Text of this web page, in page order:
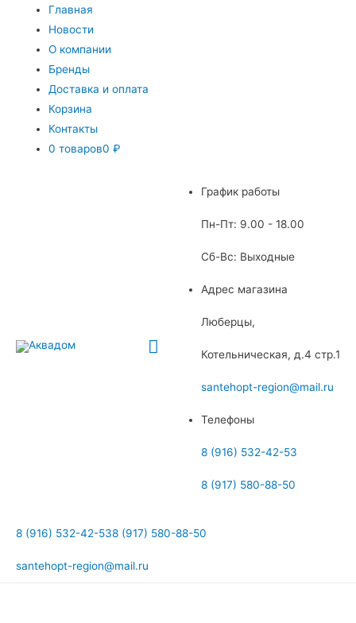
Главная
Новости
О компании
Бренды
Доставка и оплата
Корзина
Контакты
0 товаров0 ₽
Главное
График работы
Пн-Пт: 9.00 - 18.00
Сб-Вс: Выходные
Адрес магазина
Люберцы,
Котельническая, д.4 стр.1
santehopt-region@mail.ru
Телефоны
8 (916) 532-42-53
8 (917) 580-88-50
8 (916) 532-42-538 (917) 580-88-50
santehopt-region@mail.ru